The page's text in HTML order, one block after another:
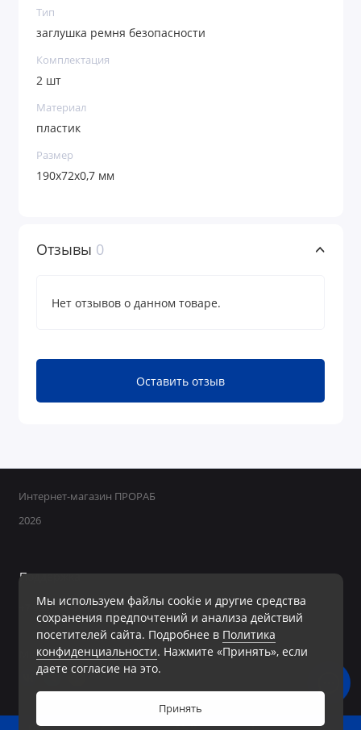
0
Тип
заглушка ремня безопасности
Комплектация
2 шт
Материал
пластик
Размер
190х72х0,7 мм
Отзывы 0
Нет отзывов о данном товаре.
Оставить отзыв
Мы используем файлы cookie и другие средства
сохранения предпочтений и анализа действий
посетителей сайта. Подробнее в Политика
конфиденциальности. Нажмите «Принять», если
даете согласие на это.
Принять
Интернет-магазин ПРОРАБ
2026
Поддержка
+7 950 800-40-09
Ежедневно с 8:00 до 19:00 Без перерывов и выходных
Мы в сети